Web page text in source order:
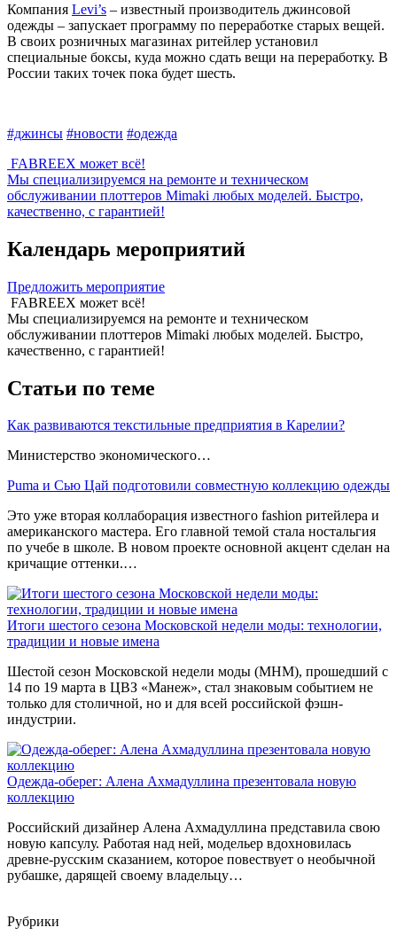
Компания Levi’s – известный производитель джинсовой
одежды – запускает программу по переработке старых вещей.
В своих розничных магазинах ритейлер установил
специальные боксы, куда можно сдать вещи на переработку. В
России таких точек пока будет шесть.
#джинсы #новости #одежда
FABREEX может всё!
Мы специализируемся на ремонте и техническом
обслуживании плоттеров Mimaki любых моделей. Быстро,
качественно, с гарантией!
Календарь мероприятий
Предложить мероприятие
FABREEX может всё!
Мы специализируемся на ремонте и техническом
обслуживании плоттеров Mimaki любых моделей. Быстро,
качественно, с гарантией!
Статьи по теме
Как развиваются текстильные предприятия в Карелии?
Министерство экономического…
Puma и Сью Цай подготовили совместную коллекцию одежды
Это уже вторая коллаборация известного fashion ритейлера и
американского мастера. Его главной темой стала ностальгия
по учебе в школе. В новом проекте основной акцент сделан на
кричащие оттенки.…
Итоги шестого сезона Московской недели моды: технологии,
традиции и новые имена
Шестой сезон Московской недели моды (МНМ), прошедший с
14 по 19 марта в ЦВЗ «Манеж», стал знаковым событием не
только для столичной, но и для всей российской фэшн-
индустрии.
Одежда-оберег: Алена Ахмадуллина презентовала новую
коллекцию
Российский дизайнер Алена Ахмадуллина представила свою
новую капсулу. Работая над ней, модельер вдохновилась
древне-русским сказанием, которое повествует о необычной
рубашке, дарящей своему владельцу…
Рубрики